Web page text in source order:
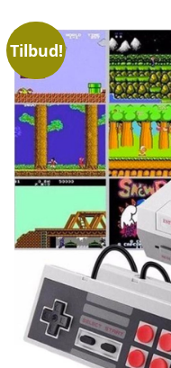
Tilbud!